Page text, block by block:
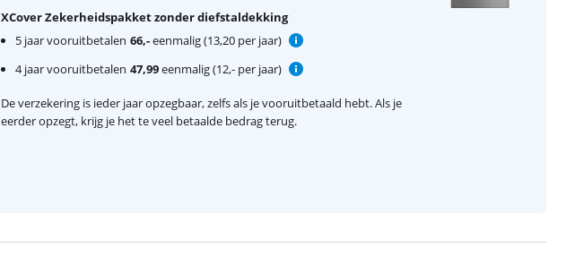
XCover Zekerheidspakket zonder diefstaldekking
5 jaar vooruitbetalen 66,-eenmalig (13,20 per jaar)
4 jaar vooruitbetalen 47,99eenmalig (12,- per jaar)
De verzekering is ieder jaar opzegbaar, zelfs als je vooruitbetaald hebt. Als je
eerder opzegt, krijg je het te veel betaalde bedrag terug.